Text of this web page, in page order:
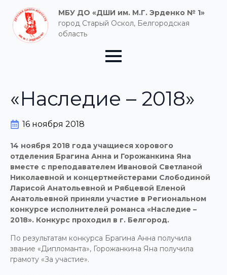
МБУ ДО «ДШИ им. М.Г. Эрденко № 1»
город Старый Оскол, Белгородская
область
«Наследие – 2018»
16 ноября 2018
14 ноября 2018 года учащиеся хорового
отделения Брагина Анна и Горожанкина Яна
вместе с преподавателем Ивановой Светланой
Николаевной и концертмейстерами Слободиной
Ларисой Анатольевной и Рябцевой Еленой
Анатольевной приняли участие в Региональном
конкурсе исполнителей романса «Наследие –
2018». Конкурс проходил в г. Белгород.
По результатам конкурса Брагина Анна получила
звание «Дипломанта», Горожанкина Яна получила
грамоту «За участие».